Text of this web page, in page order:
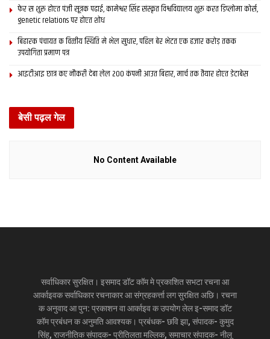
फेर स शुरू होएत पंजी सूत्रक पढाई, कामेश्वर सिंह संस्कृत विश्वविद्यालय शुरू करत डिप्लोमा कोर्स,
genetic relations पर होएत शोध
बिहारक पंचायत क वित्‍तीय स्थिति मे भेल सुधार, पहिल बेर भेटत एक हजार करोड़ तकक
उपयोगिता प्रमाण पत्र
आइटीआइ छात्र कए नौकरी देबा लेल 200 कंपनी आउत बिहार, मार्च तक तैयार होएत डेटाबेस
बेसी पढ़ल गेल
No Content Available
सर्वाधिकार सुरक्षित। इसमाद डॉट कॉम मे प्रकाशित सभटा रचना आ
आर्काइवक सर्वाधिकार रचनाकार आ संग्रहकर्त्ता लग सुरक्षित अछि। रचना
क अनुवाद आ पुन: प्रकाशन वा आर्काइव क उपयोग लेल इ-समाद डॉट
कॉम प्रबंधन क अनुमति आवश्यक। प्रबंधक- छवि झा, संपादक- कुमुद
सिंह, राजनीतिक संपादक- प्रीतिलता मल्लिक, समाचार संपादक- नीलू